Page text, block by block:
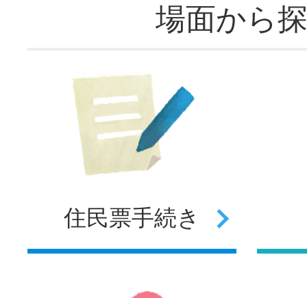
場面から
住民票手続き